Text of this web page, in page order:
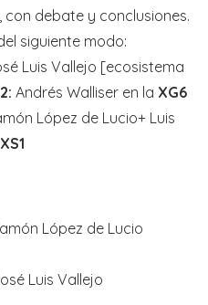
debate y conclusiones.
siguiente modo:
Luis Vallejo [ecosistema
Andrés Walliser en la XG6
López de Lucio+ Luis
XS1
López de Lucio
Luis Vallejo